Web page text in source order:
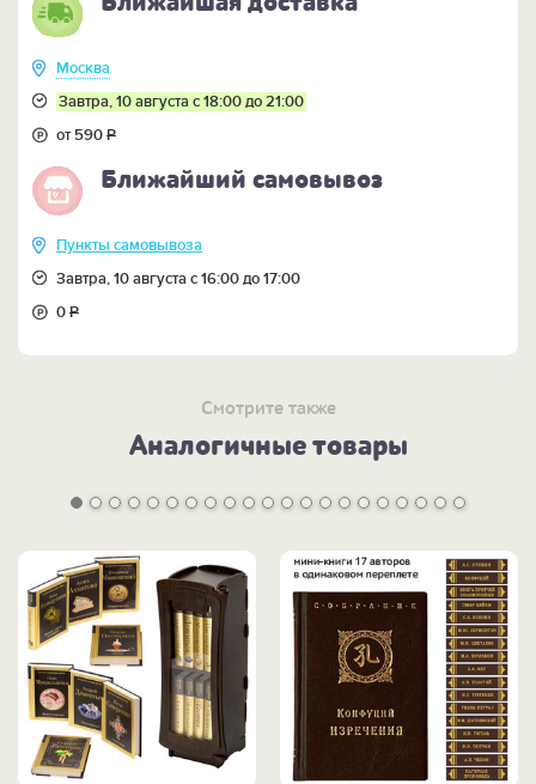
Москва
Завтра, 10 августа с 18:00 до 21:00
от 590Р
Ближайший самовывоз
Пункты самовывоза
Завтра, 10 августа с 16:00 до 17:00
0Р
Смотрите также
Аналогичные товары